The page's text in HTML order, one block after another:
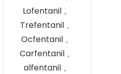
Lofentanil 、
Trefentanil 、
Ocfentanil 、
Carfentanil 、
alfentanil 、